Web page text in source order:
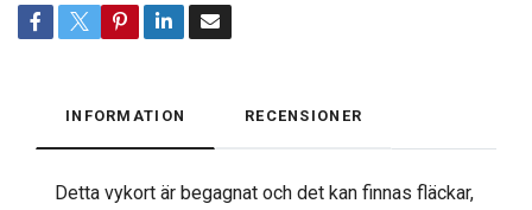
INFORMATION RECENSIONER
Detta vykort är begagnat och det kan finnas fläckar,